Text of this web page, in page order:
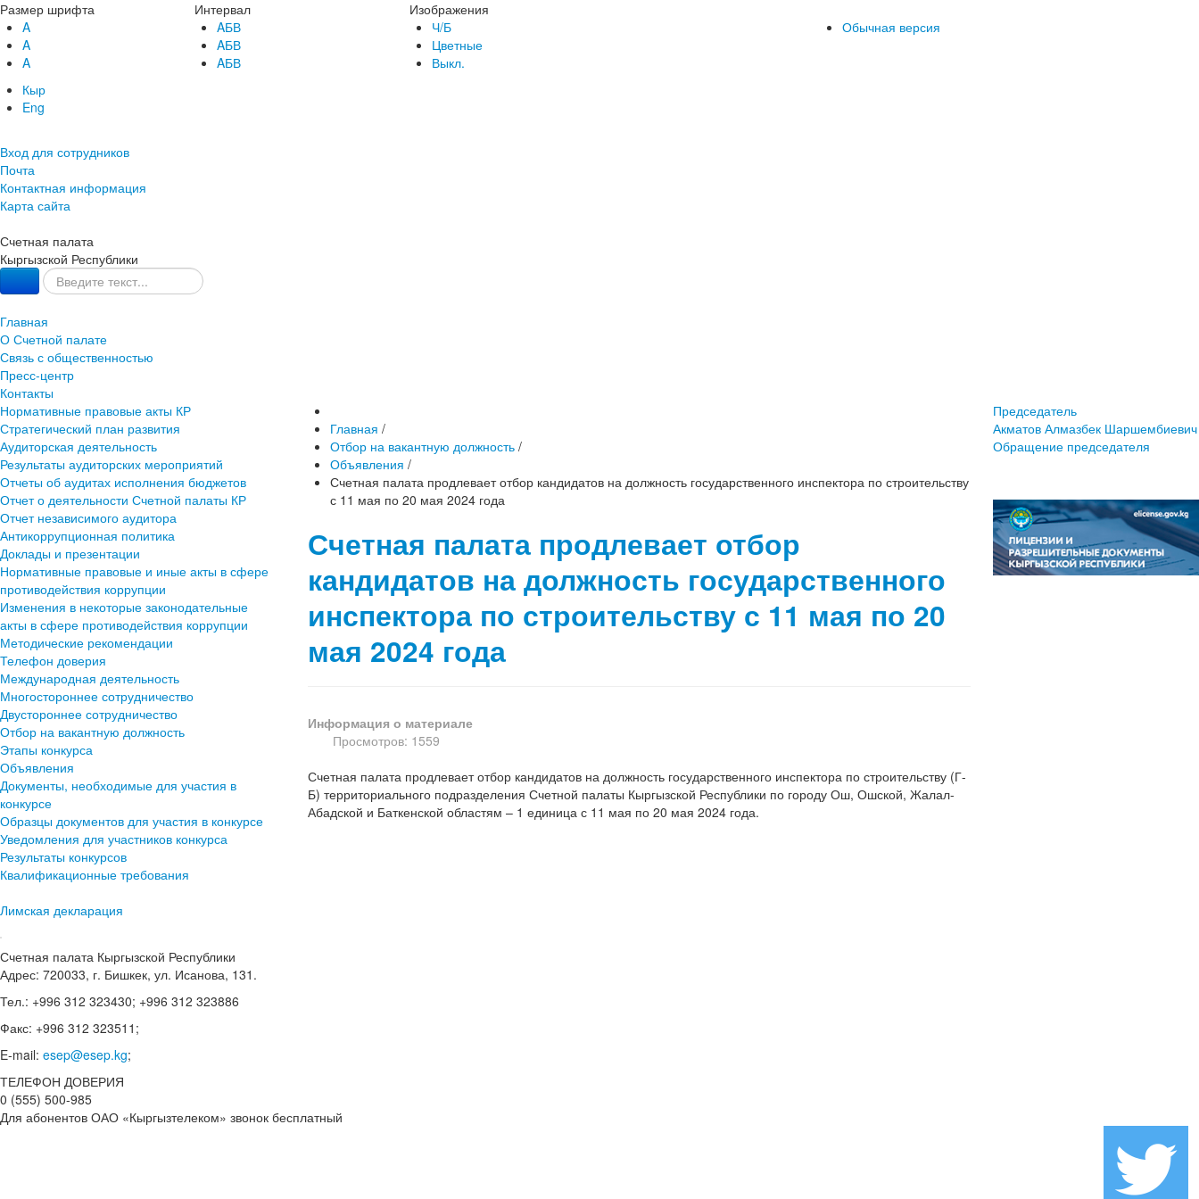
Размер шрифта
A
A
A
Интервал
AБВ
AБВ
AБВ
Изображения
Ч/Б
Цветные
Выкл.
Обычная версия
Кыр
Eng
Вход для сотрудников
Почта
Контактная информация
Карта сайта
Счетная палата
Кыргызской Республики
Главная
О Счетной палате
Связь с общественностью
Пресс-центр
Контакты
Нормативные правовые акты КР
Стратегический план развития
Аудиторская деятельность
Результаты аудиторских мероприятий
Отчеты об аудитах исполнения бюджетов
Отчет о деятельности Счетной палаты КР
Отчет независимого аудитора
Антикоррупционная политика
Доклады и презентации
Нормативные правовые и иные акты в сфере
противодействия коррупции
Изменения в некоторые законодательные
акты в сфере противодействия коррупции
Методические рекомендации
Телефон доверия
Международная деятельность
Многостороннее сотрудничество
Двустороннее сотрудничество
Отбор на вакантную должность
Этапы конкурса
Объявления
Документы, необходимые для участия в
конкурсе
Образцы документов для участия в конкурсе
Уведомления для участников конкурса
Результаты конкурсов
Квалификационные требования
Лимская декларация
Главная /
Отбор на вакантную должность /
Объявления /
Счетная палата продлевает отбор кандидатов на должность государственного инспектора по строительству
с 11 мая по 20 мая 2024 года
Счетная палата продлевает отбор
кандидатов на должность государственного
инспектора по строительству с 11 мая по 20
мая 2024 года
Информация о материале
Просмотров: 1559
Счетная палата продлевает отбор кандидатов на должность государственного инспектора по строительству (Г-
Б) территориального подразделения Счетной палаты Кыргызской Республики по городу Ош, Ошской, Жалал-
Абадской и Баткенской областям – 1 единица с 11 мая по 20 мая 2024 года.
Председатель
Акматов Алмазбек Шаршембиевич
Обращение председателя
Счетная палата Кыргызской Республики
Адрес: 720033, г. Бишкек, ул. Исанова, 131.
Тел.: +996 312 323430; +996 312 323886
Факс: +996 312 323511;
E-mail: esep@esep.kg;
ТЕЛЕФОН ДОВЕРИЯ
0 (555) 500-985
Для абонентов ОАО «Кыргызтелеком» звонок бесплатный